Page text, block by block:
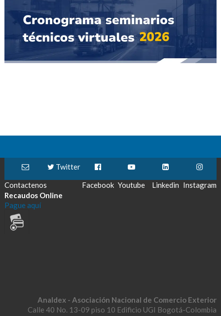
Contactenos
Twitter
Facebook Youtube Linkedin Instagram
Recaudos Online
Pague aquí
Analdex - Asociación Nacional de Comercio Exterior
Calle 40 No. 13-09 piso 10 Edificio UGI Bogotá-Colombia